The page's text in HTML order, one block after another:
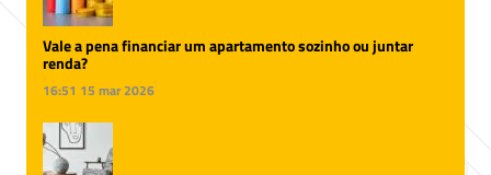
Vale a pena financiar um apartamento sozinho ou juntar
renda?
16:51 15 mar 2026